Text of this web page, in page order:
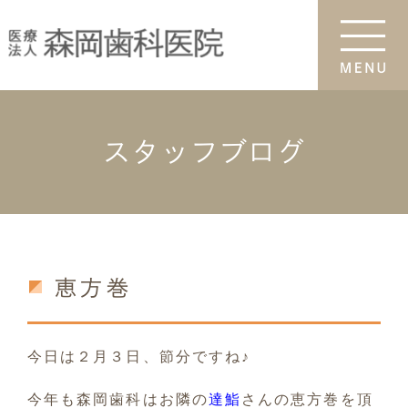
スタッフブログ
恵方巻
今日は２月３日、節分ですね♪
今年も森岡歯科はお隣の達鮨 さんの恵方巻を頂